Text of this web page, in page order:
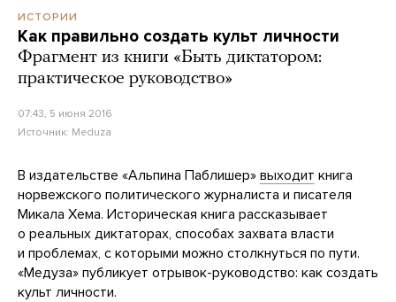
ИСТОРИИ
Как правильно создать культ личности
Фрагмент из книги «Быть диктатором:
практическое руководство»
07:43, 5 июня 2016
Источник: Meduza
В издательстве «Альпина Паблишер» выходит книга
норвежского политического журналиста и писателя
Микала Хема. Историческая книга рассказывает
о реальных диктаторах, способах захвата власти
и проблемах, с которыми можно столкнуться по пути.
«Медуза» публикует отрывок-руководство: как создать
культ личности.